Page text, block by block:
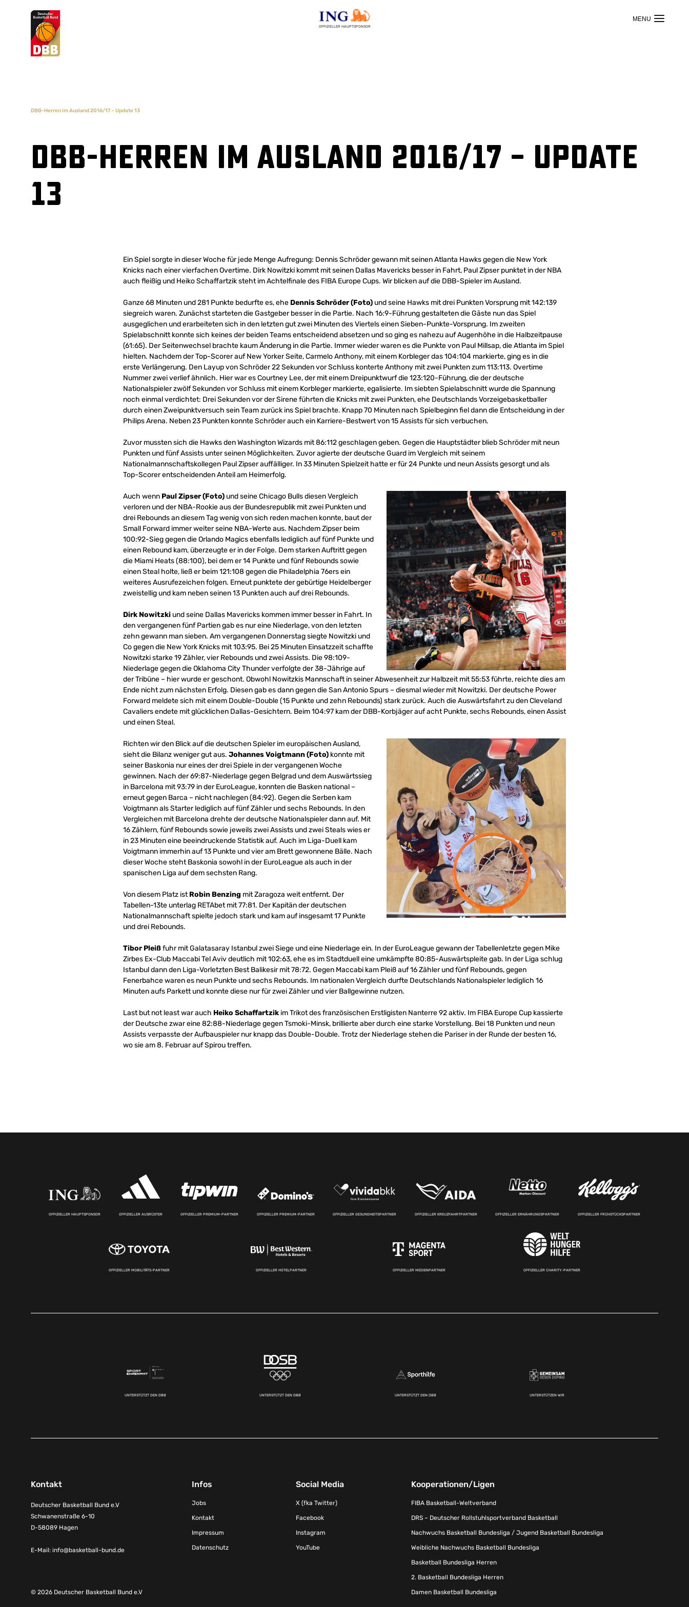
OFFIZIELLER HAUPTSPONSOR
Suchvorschläge
DBB-Herren im Ausland 2016/17 – Update 13
DBB-Herren im Ausland 2016/17 – Update
13
Ein Spiel sorgte in dieser Woche für jede Menge Aufregung: Dennis Schröder gewann mit seinen Atlanta Hawks gegen die New York
Knicks nach einer vierfachen Overtime. Dirk Nowitzki kommt mit seinen Dallas Mavericks besser in Fahrt, Paul Zipser punktet in der NBA
auch fleißig und Heiko Schaffartzik steht im Achtelfinale des FIBA Europe Cups. Wir blicken auf die DBB-Spieler im Ausland.
Ganze 68 Minuten und 281 Punkte bedurfte es, ehe Dennis Schröder (Foto) und seine Hawks mit drei Punkten Vorsprung mit 142:139
siegreich waren. Zunächst starteten die Gastgeber besser in die Partie. Nach 16:9-Führung gestalteten die Gäste nun das Spiel
ausgeglichen und erarbeiteten sich in den letzten gut zwei Minuten des Viertels einen Sieben-Punkte-Vorsprung. Im zweiten
Spielabschnitt konnte sich keines der beiden Teams entscheidend absetzen und so ging es nahezu auf Augenhöhe in die Halbzeitpause
(61:65). Der Seitenwechsel brachte kaum Änderung in die Partie. Immer wieder waren es die Punkte von Paul Millsap, die Atlanta im Spiel
hielten. Nachdem der Top-Scorer auf New Yorker Seite, Carmelo Anthony, mit einem Korbleger das 104:104 markierte, ging es in die
erste Verlängerung. Den Layup von Schröder 22 Sekunden vor Schluss konterte Anthony mit zwei Punkten zum 113:113. Overtime
Nummer zwei verlief ähnlich. Hier war es Courtney Lee, der mit einem Dreipunktwurf die 123:120-Führung, die der deutsche
Nationalspieler zwölf Sekunden vor Schluss mit einem Korbleger markierte, egalisierte. Im siebten Spielabschnitt wurde die Spannung
noch einmal verdichtet: Drei Sekunden vor der Sirene führten die Knicks mit zwei Punkten, ehe Deutschlands Vorzeigebasketballer
durch einen Zweipunktversuch sein Team zurück ins Spiel brachte. Knapp 70 Minuten nach Spielbeginn fiel dann die Entscheidung in der
Philips Arena. Neben 23 Punkten konnte Schröder auch ein Karriere-Bestwert von 15 Assists für sich verbuchen.
Zuvor mussten sich die Hawks den Washington Wizards mit 86:112 geschlagen geben. Gegen die Hauptstädter blieb Schröder mit neun
Punkten und fünf Assists unter seinen Möglichkeiten. Zuvor agierte der deutsche Guard im Vergleich mit seinem
Nationalmannschaftskollegen Paul Zipser auffälliger. In 33 Minuten Spielzeit hatte er für 24 Punkte und neun Assists gesorgt und als
Top-Scorer entscheidenden Anteil am Heimerfolg.
Auch wenn Paul Zipser (Foto) und seine Chicago Bulls diesen Vergleich
verloren und der NBA-Rookie aus der Bundesrepublik mit zwei Punkten und
drei Rebounds an diesem Tag wenig von sich reden machen konnte, baut der
Small Forward immer weiter seine NBA-Werte aus. Nachdem Zipser beim
100:92-Sieg gegen die Orlando Magics ebenfalls lediglich auf fünf Punkte und
einen Rebound kam, überzeugte er in der Folge. Dem starken Auftritt gegen
die Miami Heats (88:100), bei dem er 14 Punkte und fünf Rebounds sowie
einen Steal holte, ließ er beim 121:108 gegen die Philadelphia 76ers ein
weiteres Ausrufezeichen folgen. Erneut punktete der gebürtige Heidelberger
zweistellig und kam neben seinen 13 Punkten auch auf drei Rebounds.
Dirk Nowitzki und seine Dallas Mavericks kommen immer besser in Fahrt. In
den vergangenen fünf Partien gab es nur eine Niederlage, von den letzten
zehn gewann man sieben. Am vergangenen Donnerstag siegte Nowitzki und
Co gegen die New York Knicks mit 103:95. Bei 25 Minuten Einsatzzeit schaffte
Nowitzki starke 19 Zähler, vier Rebounds und zwei Assists. Die 98:109-
Niederlage gegen die Oklahoma City Thunder verfolgte der 38-Jährige auf
der Tribüne – hier wurde er geschont. Obwohl Nowitzkis Mannschaft in seiner Abwesenheit zur Halbzeit mit 55:53 führte, reichte dies am
Ende nicht zum nächsten Erfolg. Diesen gab es dann gegen die San Antonio Spurs – diesmal wieder mit Nowitzki. Der deutsche Power
Forward meldete sich mit einem Double-Double (15 Punkte und zehn Rebounds) stark zurück. Auch die Auswärtsfahrt zu den Cleveland
Cavaliers endete mit glücklichen Dallas-Gesichtern. Beim 104:97 kam der DBB-Korbjäger auf acht Punkte, sechs Rebounds, einen Assist
und einen Steal.
Richten wir den Blick auf die deutschen Spieler im europäischen Ausland,
sieht die Bilanz weniger gut aus. Johannes Voigtmann (Foto) konnte mit
seiner Baskonia nur eines der drei Spiele in der vergangenen Woche
gewinnen. Nach der 69:87-Niederlage gegen Belgrad und dem Auswärtssieg
in Barcelona mit 93:79 in der EuroLeague, konnten die Basken national –
erneut gegen Barca – nicht nachlegen (84:92). Gegen die Serben kam
Voigtmann als Starter lediglich auf fünf Zähler und sechs Rebounds. In den
Vergleichen mit Barcelona drehte der deutsche Nationalspieler dann auf. Mit
16 Zählern, fünf Rebounds sowie jeweils zwei Assists und zwei Steals wies er
in 23 Minuten eine beeindruckende Statistik auf. Auch im Liga-Duell kam
Voigtmann immerhin auf 13 Punkte und vier am Brett gewonnene Bälle. Nach
dieser Woche steht Baskonia sowohl in der EuroLeague als auch in der
spanischen Liga auf dem sechsten Rang.
Von diesem Platz istRobin Benzing mit Zaragoza weit entfernt. Der
Tabellen-13te unterlag RETAbet mit 77:81. Der Kapitän der deutschen
Nationalmannschaft spielte jedoch stark und kam auf insgesamt 17 Punkte
und drei Rebounds.
Tibor Pleißfuhr mit Galatasaray Istanbul zwei Siege und eine Niederlage ein. In der EuroLeague gewann der Tabellenletzte gegen Mike
Zirbes Ex-Club Maccabi Tel Aviv deutlich mit 102:63, ehe es im Stadtduell eine umkämpfte 80:85-Auswärtspleite gab. In der Liga schlug
Istanbul dann den Liga-Vorletzten Best Balikesir mit 78:72. Gegen Maccabi kam Pleiß auf 16 Zähler und fünf Rebounds, gegen
Fenerbahce waren es neun Punkte und sechs Rebounds. Im nationalen Vergleich durfte Deutschlands Nationalspieler lediglich 16
Minuten aufs Parkett und konnte diese nur für zwei Zähler und vier Ballgewinne nutzen.
Last but not least war auch Heiko Schaffartzik im Trikot des französischen Erstligisten Nanterre 92 aktiv. Im FIBA Europe Cup kassierte
der Deutsche zwar eine 82:88-Niederlage gegen Tsmoki-Minsk, brillierte aber durch eine starke Vorstellung. Bei 18 Punkten und neun
Assists verpasste der Aufbauspieler nur knapp das Double-Double. Trotz der Niederlage stehen die Pariser in der Runde der besten 16,
wo sie am 8. Februar auf Spirou treffen.
OFFIZIELLER HAUPTSPONSOR OFFIZIELLER AUSRÜSTER OFFIZIELLER PREMIUM-PARTNER OFFIZIELLER PREMIUM-PARTNER OFFIZIELLER GESUNDHEITSPARTNER OFFIZIELLER KREUZFAHRTPARTNER OFFIZIELLER ERNÄHRUNGSPARTNER OFFIZIELLER FRÜHSTÜCKSPARTNER
OFFIZIELLER MOBILITÄTS-PARTNER OFFIZIELLER HOTELPARTNER OFFIZIELLER MEDIENPARTNER OFFIZIELLER CHARITY-PARTNER
UNTERSTÜTZT DEN DBB UNTERSTÜTZT DEN DBB UNTERSTÜTZT DEN DBB UNTERSTÜTZEN WIR
Kontakt
Deutscher Basketball Bund e.V
Schwanenstraße 6-10
D-58089 Hagen
E-Mail: info@basketball-bund.de
Infos
Jobs
Kontakt
Impressum
Datenschutz
Social Media
X (fka Twitter)
Facebook
Instagram
YouTube
Kooperationen/Ligen
FIBA Basketball-Weltverband
DRS – Deutscher Rollstuhlsportverband Basketball
Nachwuchs Basketball Bundesliga / Jugend Basketball Bundesliga
Weibliche Nachwuchs Basketball Bundesliga
Basketball Bundesliga Herren
2. Basketball Bundesliga Herren
Damen Basketball Bundesliga
© 2026 Deutscher Basketball Bund e.V